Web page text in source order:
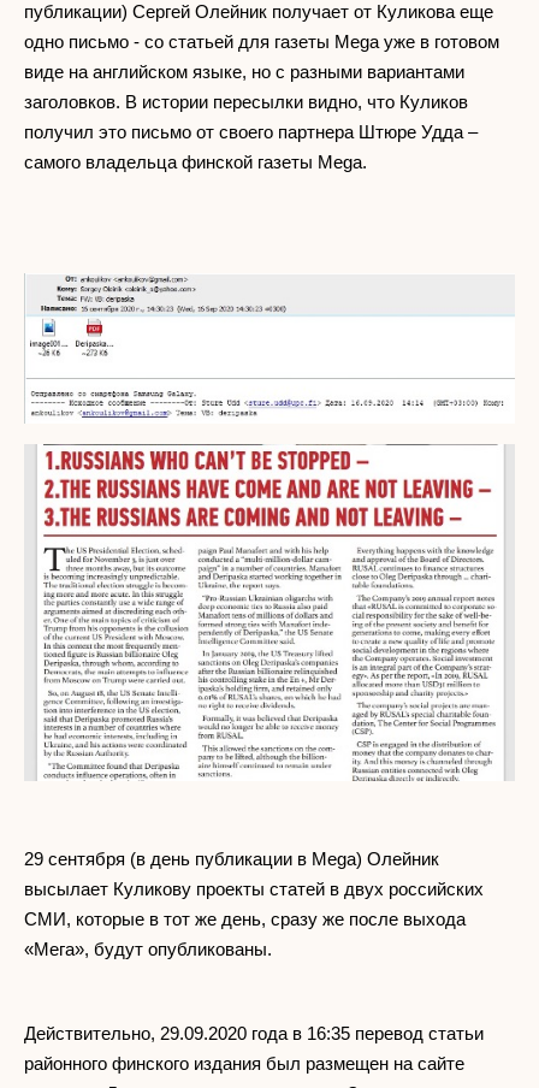
публикации) Сергей Олейник получает от Куликова еще
одно письмо - со статьей для газеты Mega уже в готовом
виде на английском языке, но с разными вариантами
заголовков. В истории пересылки видно, что Куликов
получил это письмо от своего партнера Штюре Удда –
самого владельца финской газеты Mega.
29 сентября (в день публикации в Mega) Олейник
высылает Куликову проекты статей в двух российских
СМИ, которые в тот же день, сразу же после выхода
«Мега», будут опубликованы.
Действительно, 29.09.2020 года в 16:35 перевод статьи
районного финского издания был размещен на сайте